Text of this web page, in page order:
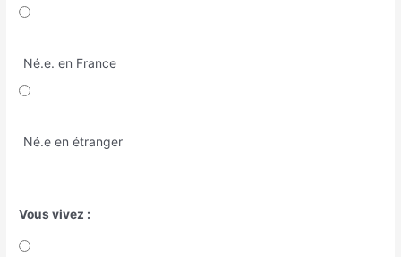
Né.e. en France
Né.e en étranger
Vous vivez :